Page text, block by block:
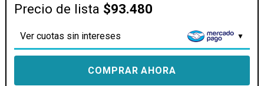
Precio de lista $93.480
Ver cuotas sin intereses
COMPRAR AHORA